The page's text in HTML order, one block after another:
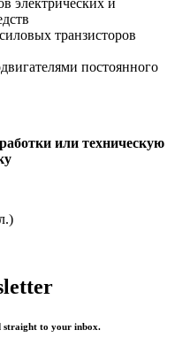
электрических и
транзисторов
постоянного
или техническую
straight to your inbox.